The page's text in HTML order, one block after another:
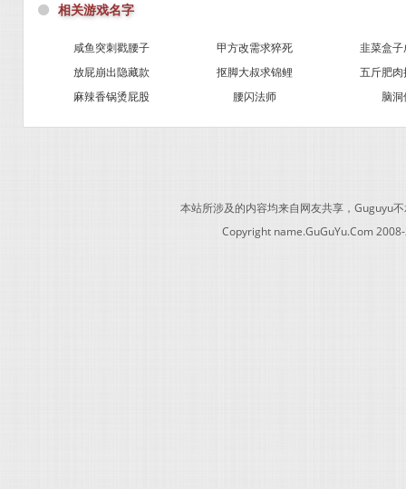
⚫ 相关游戏名字
咸鱼突刺戳腰子 甲方改需求猝死
韭菜盒
放屁崩出隐藏款
抠脚大叔求锦鲤
五斤肥
麻辣香锅烫屁股
腰闪法师 脑洞
本站所涉及的内容均来自网友共享，Guguyu
Copyright name.GuGuYu.Com